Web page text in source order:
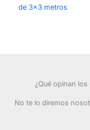
de 3×3 metros
¿Qué opinan
No te lo diremos